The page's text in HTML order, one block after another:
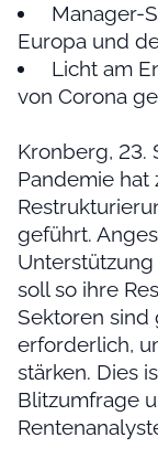
Manager-
Europa und
Licht am
von Corona
Kronberg, 23.
Pandemie hat
geführt.
soll so ihre
Sektoren sind
erforderlich,
stärken. Dies
Blitzumfrage